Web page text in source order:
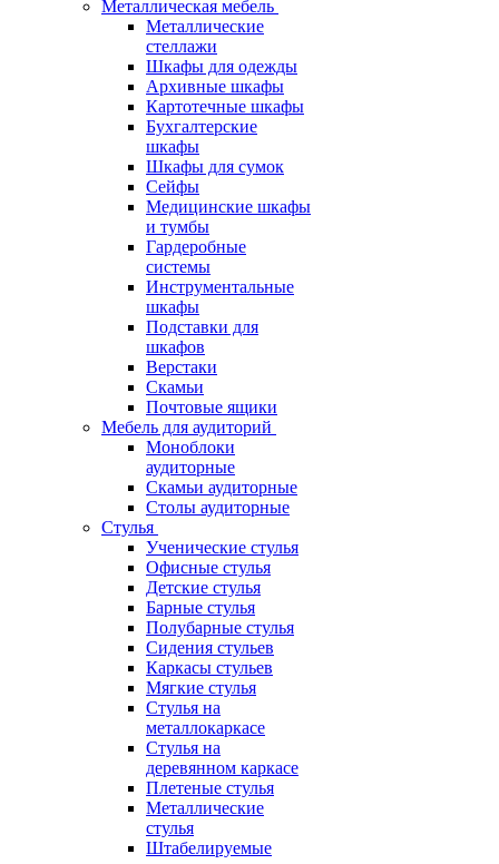
Металлическая мебель
Металлические
стеллажи
Шкафы для одежды
Архивные шкафы
Картотечные шкафы
Бухгалтерские
шкафы
Шкафы для сумок
Сейфы
Медицинские шкафы
и тумбы
Гардеробные
системы
Инструментальные
шкафы
Подставки для
шкафов
Верстаки
Скамьи
Почтовые ящики
Мебель для аудиторий
Моноблоки
аудиторные
Скамьи аудиторные
Столы аудиторные
Стулья
Ученические стулья
Офисные стулья
Детские стулья
Барные стулья
Полубарные стулья
Сидения стульев
Каркасы стульев
Мягкие стулья
Стулья на
металлокаркасе
Стулья на
деревянном каркасе
Плетеные стулья
Металлические
стулья
Штабелируемые